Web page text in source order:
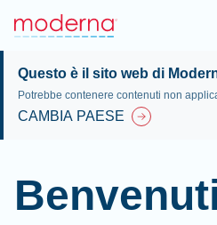
Questo è il sito web di
Potrebbe contenere contenuti non
CAMBIA PAESE